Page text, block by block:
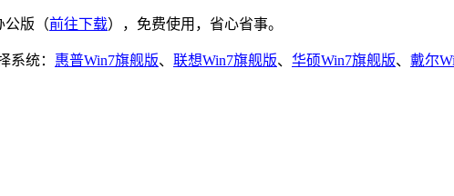
公版（前往下载），免费使用，省心省事。
统： 惠普Win7旗舰版、 联想Win7旗舰版、 华硕Win7旗舰版、 戴尔